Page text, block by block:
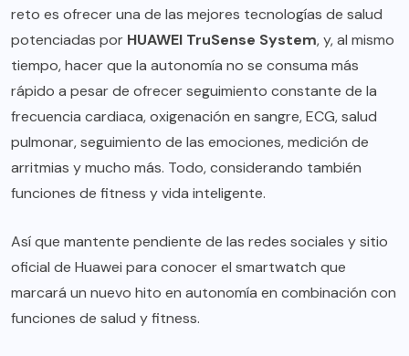
reto es ofrecer una de las mejores tecnologías de salud
potenciadas por HUAWEI TruSense System, y, al mismo
tiempo, hacer que la autonomía no se consuma más
rápido a pesar de ofrecer seguimiento constante de la
frecuencia cardiaca, oxigenación en sangre, ECG, salud
pulmonar, seguimiento de las emociones, medición de
arritmias y mucho más. Todo, considerando también
funciones de fitness y vida inteligente.
Así que mantente pendiente de las redes sociales y sitio
oficial de Huawei para conocer el smartwatch que
marcará un nuevo hito en autonomía en combinación con
funciones de salud y fitness.